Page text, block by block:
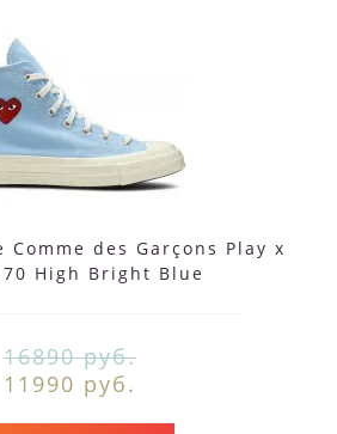
Comme des Garçons Play x
70 High Bright Blue
16890 руб.
11990 руб.